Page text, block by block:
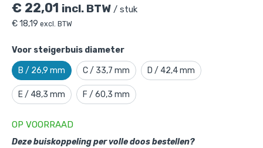
€ 22,01 incl. BTW / stuk
€18,19 excl. BTW
Voor steigerbuis diameter
B / 26,9 mm C / 33,7 mm D / 42,4 mm
E / 48,3 mm F / 60,3 mm
OP VOORRAAD
Deze buiskoppeling per volle doos bestellen?
toegevoegd aan je winkelmandje